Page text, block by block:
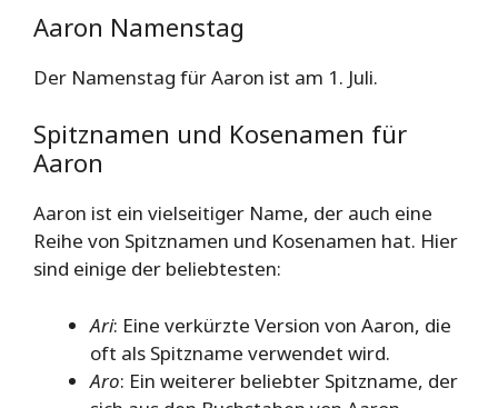
Aaron Namenstag
Der Namenstag für Aaron ist am 1. Juli.
Spitznamen und Kosenamen für
Aaron
Aaron ist ein vielseitiger Name, der auch eine
Reihe von Spitznamen und Kosenamen hat. Hier
sind einige der beliebtesten:
Ari: Eine verkürzte Version von Aaron, die
oft als Spitzname verwendet wird.
Aro: Ein weiterer beliebter Spitzname, der